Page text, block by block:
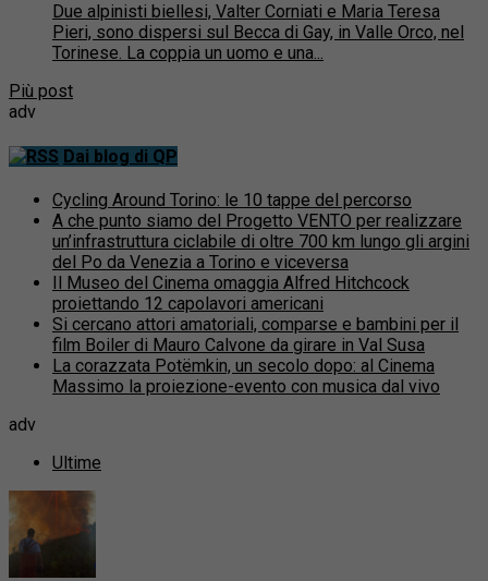
Due alpinisti biellesi, Valter Corniati e Maria Teresa
Pieri, sono dispersi sul Becca di Gay, in Valle Orco, nel
Torinese. La coppia un uomo e una...
Più post
adv
Dai blog di QP
Cycling Around Torino: le 10 tappe del percorso
A che punto siamo del Progetto VENTO per realizzare
un’infrastruttura ciclabile di oltre 700 km lungo gli argini
del Po da Venezia a Torino e viceversa
Il Museo del Cinema omaggia Alfred Hitchcock
proiettando 12 capolavori americani
Si cercano attori amatoriali, comparse e bambini per il
film Boiler di Mauro Calvone da girare in Val Susa
La corazzata Potëmkin, un secolo dopo: al Cinema
Massimo la proiezione-evento con musica dal vivo
adv
Ultime